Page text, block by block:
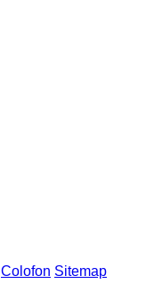
Colofon Sitemap